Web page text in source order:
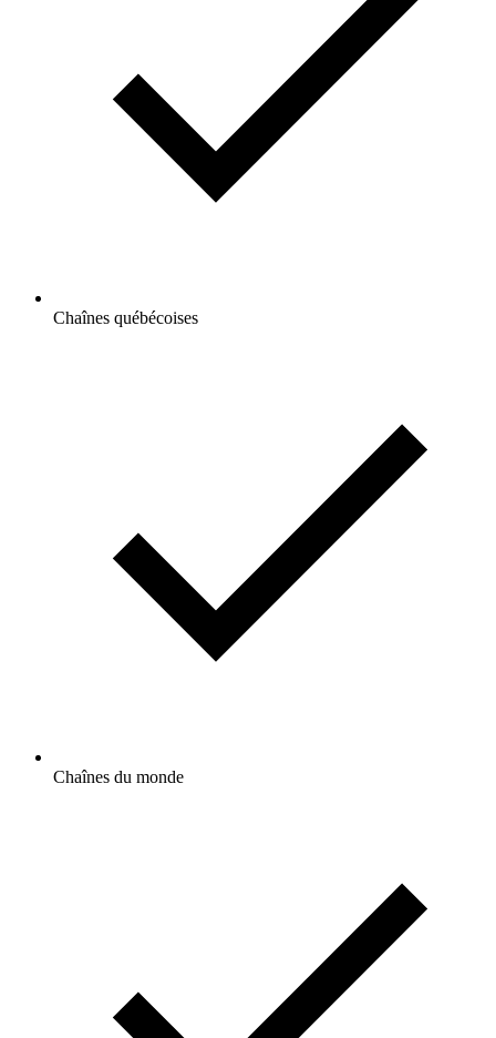
Chaînes québécoises
Chaînes du monde